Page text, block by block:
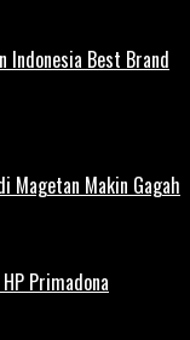
Indonesia Best Brand
Magetan Makin Gagah
Primadona